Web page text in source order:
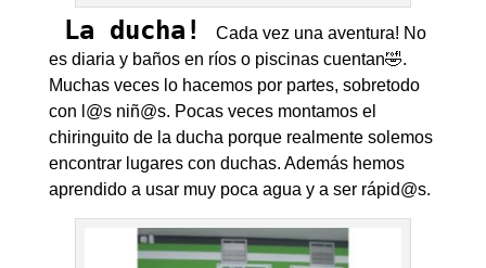
La ducha!
Cada vez una aventura! No
es diaria y baños en ríos o piscinas cuentan🤣.
Muchas veces lo hacemos por partes, sobretodo
con l@s niñ@s. Pocas veces montamos el
chiringuito de la ducha porque realmente solemos
encontrar lugares con duchas. Además hemos
aprendido a usar muy poca agua y a ser rápid@s.